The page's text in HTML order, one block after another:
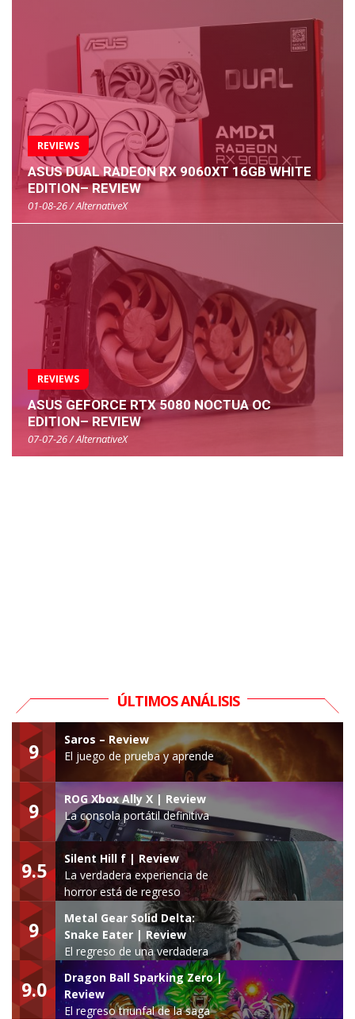
REVIEWS
ASUS DUAL RADEON RX 9060XT 16GB WHITE
EDITION– REVIEW
01-08-26 / AlternativeX
REVIEWS
ASUS GEFORCE RTX 5080 NOCTUA OC
EDITION– REVIEW
07-07-26 / AlternativeX
ÚLTIMOS ANÁLISIS
9
Saros – Review
El juego de prueba y aprende
9
ROG Xbox Ally X | Review
La consola portátil definitiva
9.5
Silent Hill f | Review
La verdadera experiencia de
horror está de regreso
9
Metal Gear Solid Delta:
Snake Eater | Review
El regreso de una verdadera
leyenda
9.0
Dragon Ball Sparking Zero |
Review
El regreso triunfal de la saga